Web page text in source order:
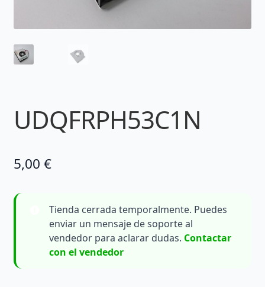
UDQFRPH53C1N
5,00 €
Tienda cerrada temporalmente. Puedes
enviar un mensaje de soporte al
vendedor para aclarar dudas. Contactar
con el vendedor